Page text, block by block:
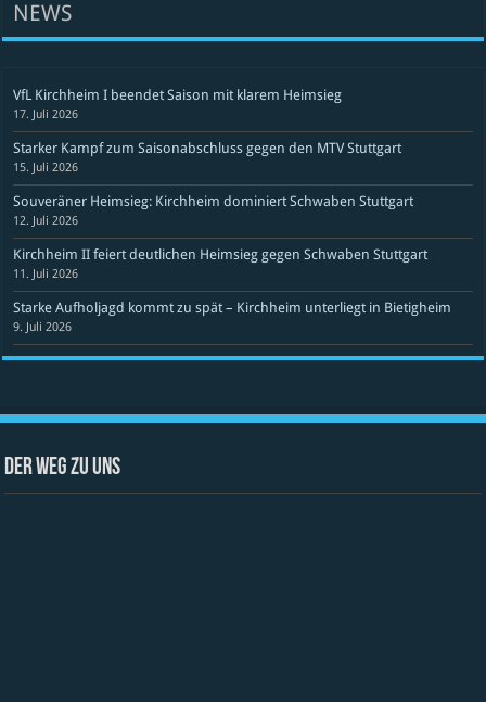
NEWS
VfL Kirchheim I beendet Saison mit klarem Heimsieg
17. Juli 2026
Starker Kampf zum Saisonabschluss gegen den MTV Stuttgart
15. Juli 2026
Souveräner Heimsieg: Kirchheim dominiert Schwaben Stuttgart
12. Juli 2026
Kirchheim II feiert deutlichen Heimsieg gegen Schwaben Stuttgart
11. Juli 2026
Starke Aufholjagd kommt zu spät – Kirchheim unterliegt in Bietigheim
9. Juli 2026
Der Weg zu uns